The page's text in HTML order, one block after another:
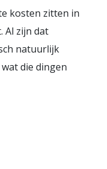
kosten zitten in
Al zijn dat
natuurlijk
die dingen